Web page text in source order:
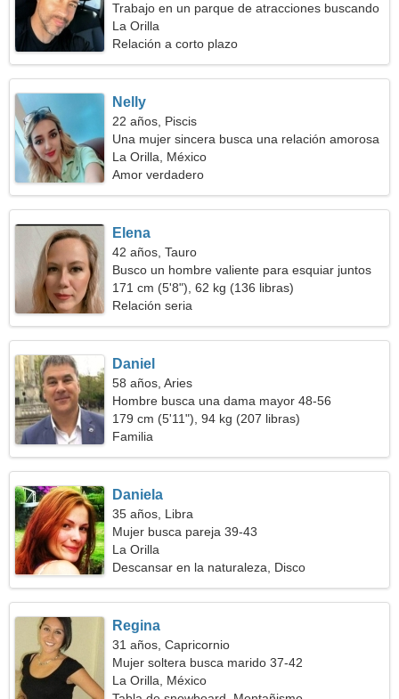
Trabajo en un parque de atracciones buscando
una mujer romántica
La Orilla
Relación a corto plazo
Nelly
22 años, Piscis
Una mujer sincera busca una relación amorosa
La Orilla, México
Amor verdadero
Elena
42 años, Tauro
Busco un hombre valiente para esquiar juntos
171 cm (5'8"), 62 kg (136 libras)
Relación seria
Daniel
58 años, Aries
Hombre busca una dama mayor 48-56
179 cm (5'11"), 94 kg (207 libras)
Familia
Daniela
35 años, Libra
Mujer busca pareja 39-43
La Orilla
Descansar en la naturaleza, Disco
Regina
31 años, Capricornio
Mujer soltera busca marido 37-42
La Orilla, México